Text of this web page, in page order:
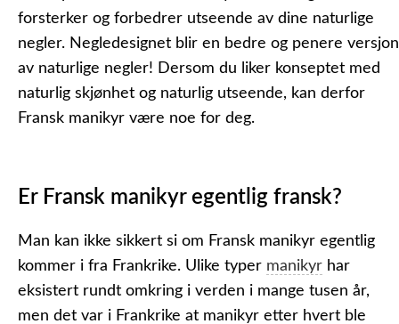
forsterker og forbedrer utseende av dine naturlige
negler. Negledesignet blir en bedre og penere versjon
av naturlige negler! Dersom du liker konseptet med
naturlig skjønhet og naturlig utseende, kan derfor
Fransk manikyr være noe for deg.
Er Fransk manikyr egentlig fransk?
Man kan ikke sikkert si om Fransk manikyr egentlig
kommer i fra Frankrike. Ulike typer manikyr har
eksistert rundt omkring i verden i mange tusen år,
men det var i Frankrike at manikyr etter hvert ble